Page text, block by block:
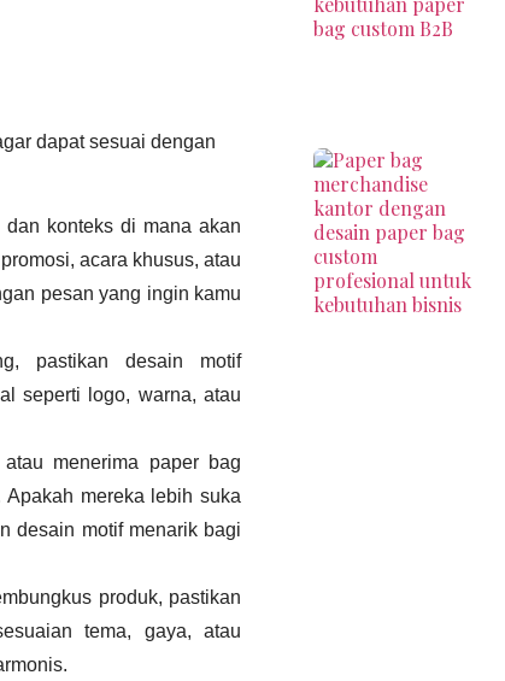
dapat sesuai dengan
konteks di mana akan
acara khusus, atau
pesan yang ingin kamu
pastikan desain motif
seperti logo, warna, atau
menerima paper bag
mereka lebih suka
desain motif menarik bagi
produk, pastikan
tema, gaya, atau